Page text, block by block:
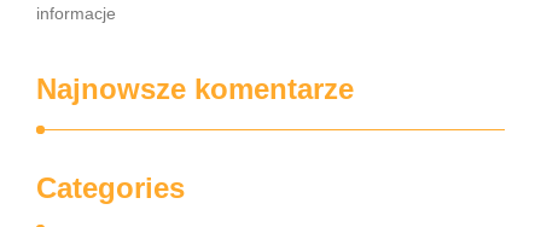
informacje
Najnowsze komentarze
Categories